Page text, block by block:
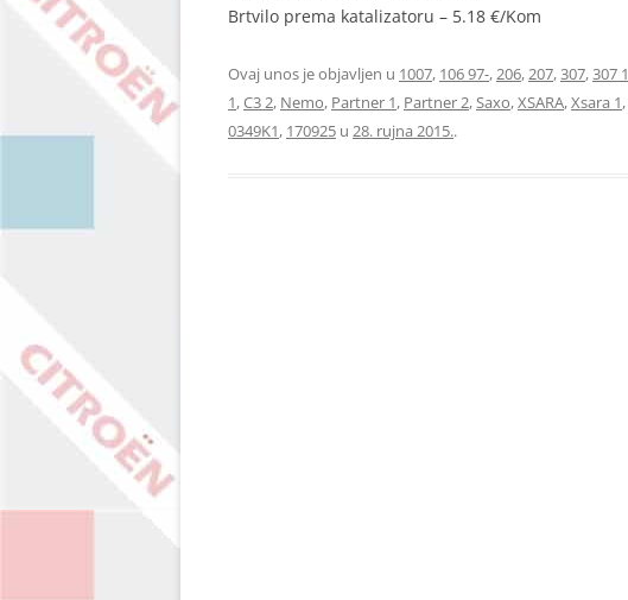
Brtvilo prema katalizatoru – 5.18 €/Kom
Ovaj unos je objavljen u 1007, 106 97-,206,207,307,307 1
1,C3 2, Nemo, Partner 1, Partner 2,Saxo,XSARA,Xsara 1,
0349K1, 170925 u 28. rujna 2015..